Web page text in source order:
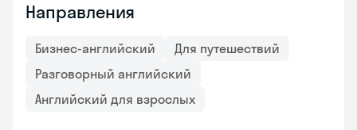
Направления
Бизнес-английский
Для путешествий
Разговорный английский
Английский для взрослых